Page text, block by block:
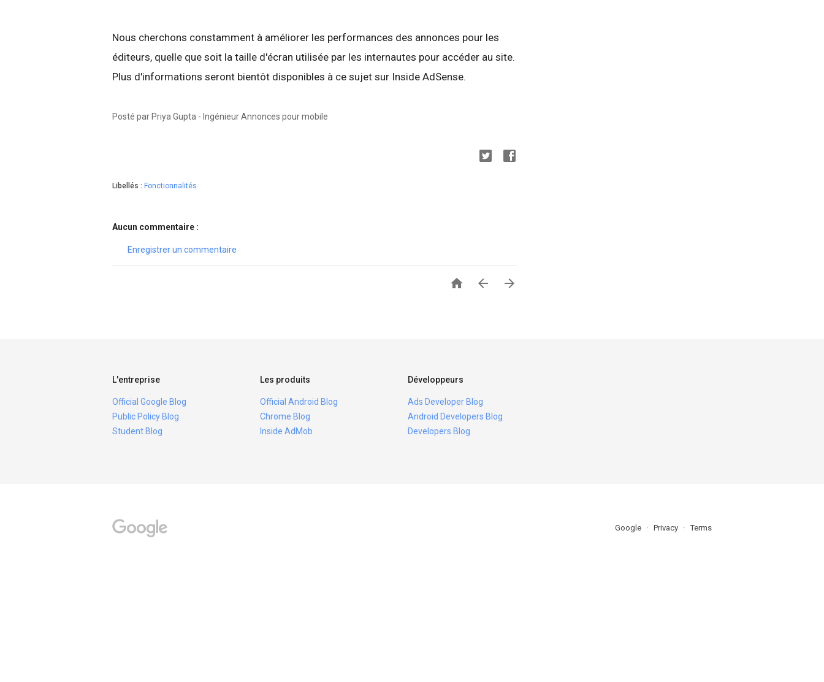
Nous cherchons constamment à améliorer les performances des annonces pour les
éditeurs, quelle que soit la taille d'écran utilisée par les internautes pour accéder au site.
Plus d'informations seront bientôt disponibles à ce sujet sur Inside AdSense.
Posté par Priya Gupta - Ingénieur Annonces pour mobile
Libellés : Fonctionnalités
Aucun commentaire :
Enregistrer un commentaire
  
L'entreprise
Official Google Blog
Public Policy Blog
Student Blog
Les produits
Official Android Blog
Chrome Blog
Inside AdMob
Développeurs
Ads Developer Blog
Android Developers Blog
Developers Blog
Google Privacy Terms